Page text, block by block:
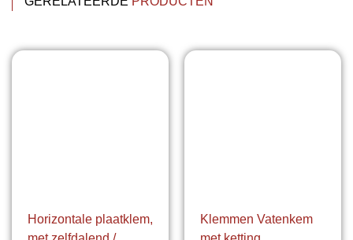
Horizontale plaatklem,
Klemmen Vatenkem